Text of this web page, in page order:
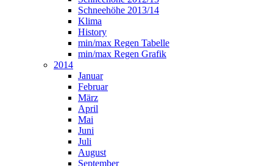
Schneehöhe 2013/14
Klima
History
min/max Regen Tabelle
min/max Regen Grafik
2014
Januar
Februar
März
April
Mai
Juni
Juli
August
September